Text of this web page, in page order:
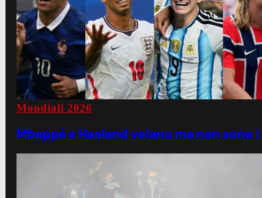
Mondiali 2026
Mbappé e Haaland volano ma non